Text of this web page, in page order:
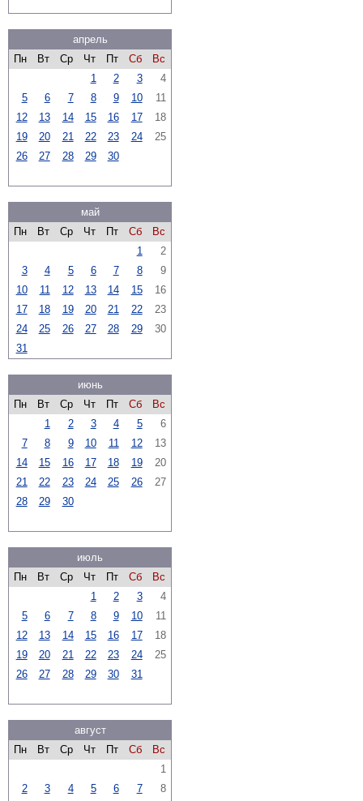
апрель
Пн
Вт Ср Чт Пт Сб
Вс
1
2 3
4
5
6 7 8 9 10
11
12
13 14 15 16 17
18
19
20 21 22 23 24
25
26
27 28 29 30
май
Пн
Вт Ср Чт Пт Сб
Вс
1
2
3
4 5 6 7 8
9
10
11 12 13 14 15
16
17
18 19 20 21 22
23
24
25 26 27 28 29
30
31
июнь
Пн
Вт Ср Чт Пт Сб
Вс
1
2 3 4 5
6
7
8 9 10 11 12
13
14
15 16 17 18 19
20
21
22 23 24 25 26
27
28
29 30
июль
Пн
Вт Ср Чт Пт Сб
Вс
1
2 3
4
5
6 7 8 9 10
11
12
13 14 15 16 17
18
19
20 21 22 23 24
25
26
27 28 29 30 31
август
Пн
Вт Ср Чт Пт Сб
Вс
1
2
3 4 5 6 7
8